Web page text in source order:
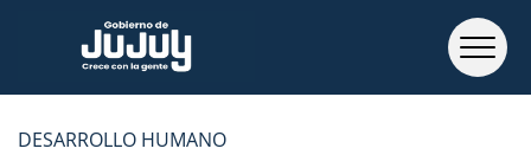
DESARROLLO HUMANO